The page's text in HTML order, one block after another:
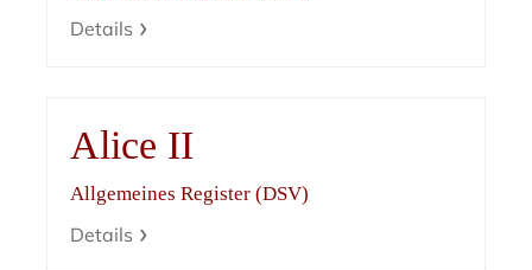
Details
Alice II
Allgemeines Register (DSV)
Details